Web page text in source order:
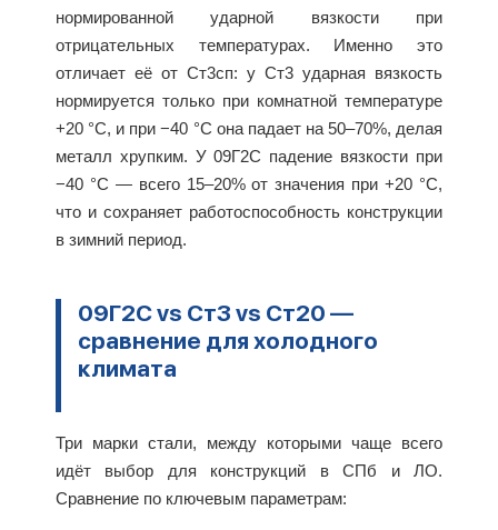
нормированной ударной вязкости при
отрицательных температурах. Именно это
отличает её от Ст3сп: у Ст3 ударная вязкость
нормируется только при комнатной температуре
+20 °C, и при −40 °C она падает на 50–70%, делая
металл хрупким. У 09Г2С падение вязкости при
−40 °C — всего 15–20% от значения при +20 °C,
что и сохраняет работоспособность конструкции
в зимний период.
09Г2С vs Ст3 vs Ст20 —
сравнение для холодного
климата
Три марки стали, между которыми чаще всего
идёт выбор для конструкций в СПб и ЛО.
Сравнение по ключевым параметрам: